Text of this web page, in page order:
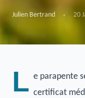
Julien Bertrand 20
L e parapente
certificat